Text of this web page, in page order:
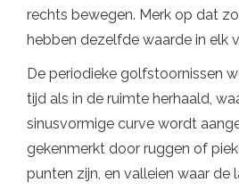
rechts bewegen. Merk op dat
hebben dezelfde waarde in elk
De periodieke golfstoornissen
tijd als in de ruimte herhaald,
sinusvormige curve wordt
gekenmerkt door ruggen of
punten zijn, en valleien waar de